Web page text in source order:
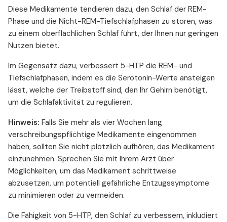
Diese Medikamente tendieren dazu, den Schlaf der REM-
Phase und die Nicht-REM-Tiefschlafphasen zu stören, was
zu einem oberflächlichen Schlaf führt, der Ihnen nur geringen
Nutzen bietet.
Im Gegensatz dazu, verbessert 5-HTP die REM- und
Tiefschlafphasen, indem es die Serotonin-Werte ansteigen
lässt, welche der Treibstoff sind, den Ihr Gehirn benötigt,
um die Schlafaktivität zu regulieren.
Hinweis: Falls Sie mehr als vier Wochen lang
verschreibungspflichtige Medikamente eingenommen
haben, sollten Sie nicht plötzlich aufhören, das Medikament
einzunehmen. Sprechen Sie mit Ihrem Arzt über
Möglichkeiten, um das Medikament schrittweise
abzusetzen, um potentiell gefährliche Entzugssymptome
zu minimieren oder zu vermeiden.
Die Fähigkeit von 5-HTP, den Schlaf zu verbessern, inkludiert